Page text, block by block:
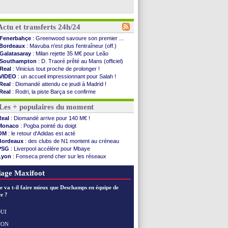
et transferts 24h/24
Fenerbahçe : Greenwood savoure son premier ...
: Mavuba n'est plus l'entraîneur (off.)
Galatasaray : Milan rejette 35 M€ pour Leão
Southampton : D. Traoré prêté au Mans (officiel)
Real : Vinicius tout proche de prolonger !
: un accueil impressionnant pour Salah !
: Diomandé attendu ce jeudi à Madrid !
: Rodri, la piste Barça se confirme
: Akliouche arrive ce jeudi à Paris !
Médias: la Liga quitte beIN Sports !
PSG: pas d'inquiétude pour Rafael Pol
Real : ça se complique pour Rodri !
Barça: Ferran Torres donne son feu vert au ...
FIFA: des excuses après le projet
: c'est fait pour Fekir (officiel)
Real : réponse imminente de Vinicius
Arsenal: Nørgaard transféré à Everton (off.)
PSG : Luis Enrique satisfait malgré tout
: Zabiri n'est pas fan de la L1
+ populaires du moment
: Diomandé arrive pour 140 M€ !
: Pogba pointé du doigt
: le retour d'Adidas est acté
: des clubs de N1 montent au créneau
: Liverpool accélère pour Mbaye
: Fonseca prend cher sur les réseaux
: une nouvelle offre pour Vinicius
Maxifoot
va t-il faire mieux que Deschamps en équipe de
?